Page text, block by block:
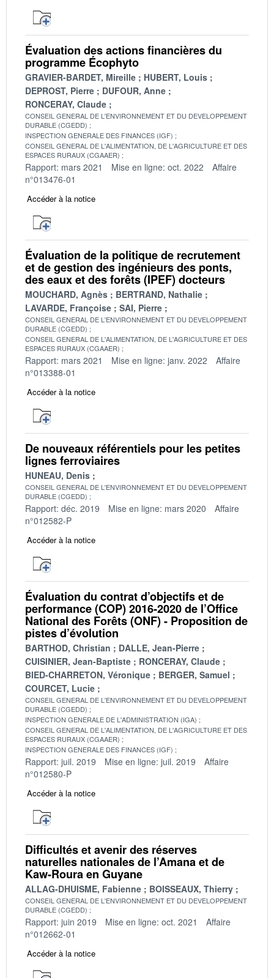
Évaluation des actions financières du
programme Écophyto
GRAVIER-BARDET, Mireille
HUBERT, Louis
DEPROST, Pierre
DUFOUR, Anne
RONCERAY, Claude
CONSEIL GENERAL DE L'ENVIRONNEMENT ET DU DEVELOPPEMENT
DURABLE (CGEDD)
INSPECTION GENERALE DES FINANCES (IGF)
CONSEIL GENERAL DE L'ALIMENTATION, DE L'AGRICULTURE ET DES
ESPACES RURAUX (CGAAER)
Rapport: mars 2021 Mise en ligne: oct. 2022
Affaire
n°013476-01
Accéder à la notice
Évaluation de la politique de recrutement
et de gestion des ingénieurs des ponts,
des eaux et des forêts (IPEF) docteurs
MOUCHARD, Agnès
BERTRAND, Nathalie
LAVARDE, Françoise
SAI, Pierre
CONSEIL GENERAL DE L'ENVIRONNEMENT ET DU DEVELOPPEMENT
DURABLE (CGEDD)
CONSEIL GENERAL DE L'ALIMENTATION, DE L'AGRICULTURE ET DES
ESPACES RURAUX (CGAAER)
Rapport: mars 2021 Mise en ligne: janv. 2022
Affaire
n°013388-01
Accéder à la notice
De nouveaux référentiels pour les petites
lignes ferroviaires
HUNEAU, Denis
CONSEIL GENERAL DE L'ENVIRONNEMENT ET DU DEVELOPPEMENT
DURABLE (CGEDD)
Rapport: déc. 2019 Mise en ligne: mars 2020
Affaire
n°012582-P
Accéder à la notice
Évaluation du contrat d’objectifs et de
performance (COP) 2016-2020 de l’Office
National des Forêts (ONF) - Proposition de
pistes d’évolution
BARTHOD, Christian
DALLE, Jean-Pierre
CUISINIER, Jean-Baptiste
RONCERAY, Claude
BIED-CHARRETON, Véronique
BERGER, Samuel
COURCET, Lucie
CONSEIL GENERAL DE L'ENVIRONNEMENT ET DU DEVELOPPEMENT
DURABLE (CGEDD)
INSPECTION GENERALE DE L'ADMINISTRATION (IGA)
CONSEIL GENERAL DE L'ALIMENTATION, DE L'AGRICULTURE ET DES
ESPACES RURAUX (CGAAER)
INSPECTION GENERALE DES FINANCES (IGF)
Rapport: juil. 2019 Mise en ligne: juil. 2019
Affaire
n°012580-P
Accéder à la notice
Difficultés et avenir des réserves
naturelles nationales de l’Amana et de
Kaw-Roura en Guyane
ALLAG-DHUISME, Fabienne BOISSEAUX, Thierry
CONSEIL GENERAL DE L'ENVIRONNEMENT ET DU DEVELOPPEMENT
DURABLE (CGEDD)
Rapport: juin 2019 Mise en ligne: oct. 2021
Affaire
n°012662-01
Accéder à la notice